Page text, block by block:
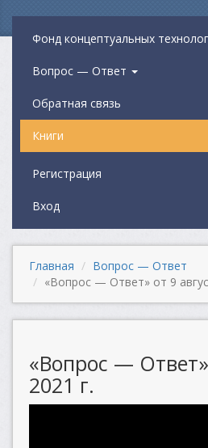
Фонд концептуальных
Вопрос — Ответ
Обратная связь
Книги
Регистрация
Вход
Главная
Вопрос — Ответ
«Вопрос — Ответ» от 9
«Вопрос — Ответ»
2021 г.